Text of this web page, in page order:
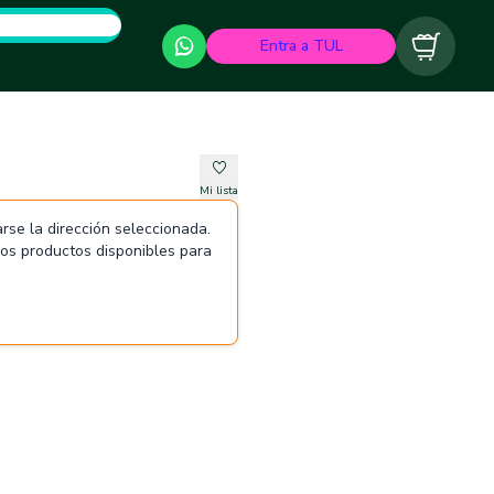
Entra a TUL Carrito
Mi lista
la dirección seleccionada.
productos disponibles para